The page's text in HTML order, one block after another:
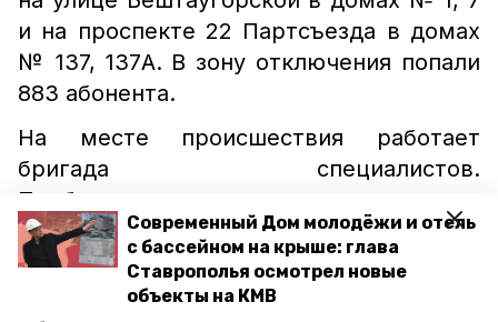
Современный Дом молодёжи и отель
с бассейном на крыше: глава
Ставрополья осмотрел новые
объекты на КМВ
и на проспекте 22 Партсъезда в домах
№ 137, 137А. В зону отключения попали
883 абонента.
На месте происшествия работает
бригада специалистов.
Приблизительное время устранения
утечки — 15:00.
Подвоз будет осуществляться
автоцистерной предприятия по заявкам